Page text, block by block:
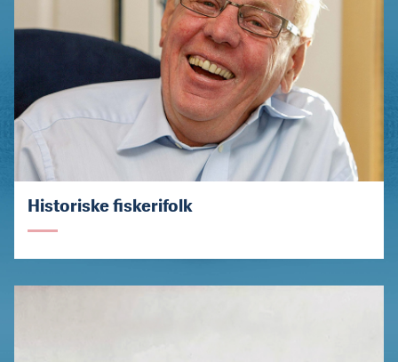
Historiske fiskerifolk